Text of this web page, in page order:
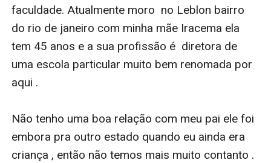
faculdade. Atualmente moro  no Leblon bairro
do rio de janeiro com minha mãe Iracema ela
tem 45 anos e a sua profissão é  diretora de
uma escola particular muito bem renomada por
aqui .
Não tenho uma boa relação com meu pai ele foi
embora pra outro estado quando eu ainda era
criança , então não temos mais muito contanto .